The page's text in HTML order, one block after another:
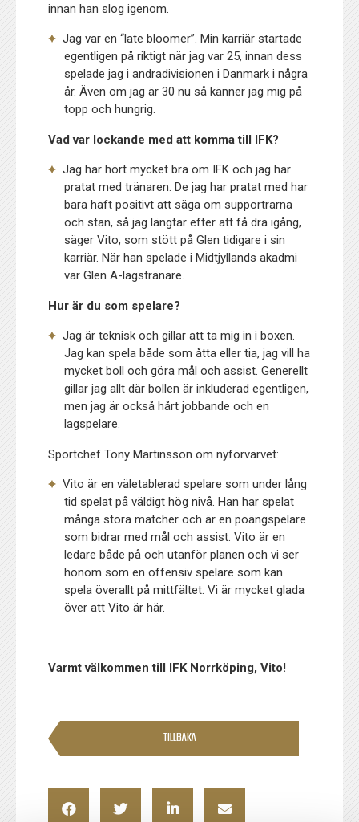
innan han slog igenom.
Jag var en “late bloomer”. Min karriär startade
egentligen på riktigt när jag var 25, innan dess
spelade jag i andradivisionen i Danmark i några
år. Även om jag är 30 nu så känner jag mig på
topp och hungrig.
Vad var lockande med att komma till IFK?
Jag har hört mycket bra om IFK och jag har
pratat med tränaren. De jag har pratat med har
bara haft positivt att säga om supportrarna
och stan, så jag längtar efter att få dra igång,
säger Vito, som stött på Glen tidigare i sin
karriär. När han spelade i Midtjyllands akadmi
var Glen A-lagstränare.
Hur är du som spelare?
Jag är teknisk och gillar att ta mig in i boxen.
Jag kan spela både som åtta eller tia, jag vill ha
mycket boll och göra mål och assist. Generellt
gillar jag allt där bollen är inkluderad egentligen,
men jag är också hårt jobbande och en
lagspelare.
Sportchef Tony Martinsson om nyförvärvet:
Vito är en väletablerad spelare som under lång
tid spelat på väldigt hög nivå. Han har spelat
många stora matcher och är en poängspelare
som bidrar med mål och assist. Vito är en
ledare både på och utanför planen och vi ser
honom som en offensiv spelare som kan
spela överallt på mittfältet. Vi är mycket glada
över att Vito är här.
Varmt välkommen till IFK Norrköping, Vito!
TILLBAKA